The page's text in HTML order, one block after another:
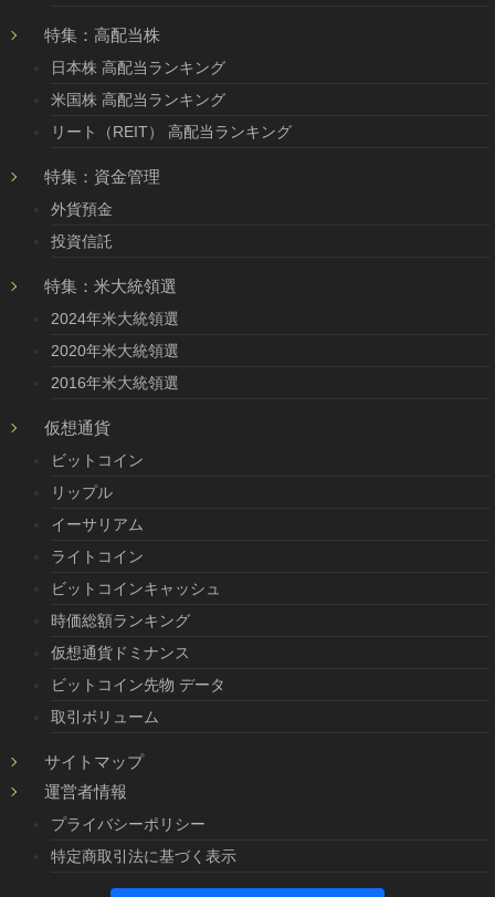
特集：高配当株
日本株 高配当ランキング
米国株 高配当ランキング
リート（REIT） 高配当ランキング
特集：資金管理
外貨預金
投資信託
特集：米大統領選
2024年米大統領選
2020年米大統領選
2016年米大統領選
仮想通貨
ビットコイン
リップル
イーサリアム
ライトコイン
ビットコインキャッシュ
時価総額ランキング
仮想通貨ドミナンス
ビットコイン先物 データ
取引ボリューム
サイトマップ
運営者情報
プライバシーポリシー
特定商取引法に基づく表示